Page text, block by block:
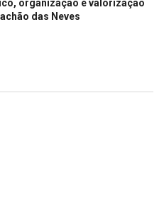
organização e valorização
das Neves